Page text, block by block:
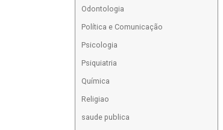
Odontologia
Política e Comunicação
Psicologia
Psiquiatria
Química
Religiao
saude publica